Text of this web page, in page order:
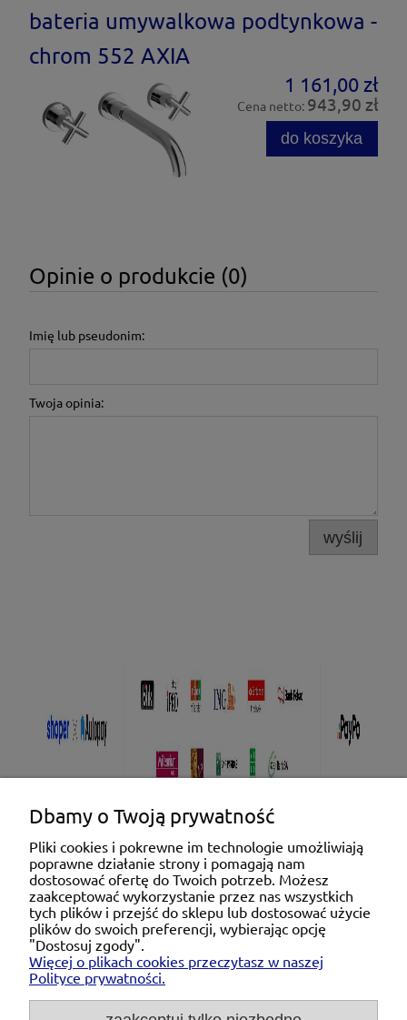
bateria umywalkowa podtynkowa -
chrom 552 AXIA
1 161,00 zł
Cena netto: 943,90 zł
do koszyka
Opinie o produkcie (0)
Imię lub pseudonim:
Twoja opinia:
wyślij
Pomoc
Moje konto
Płatności i dostawa
O nas
Dbamy o Twoją prywatność
Pliki cookies i pokrewne im technologie umożliwiają
poprawne działanie strony i pomagają nam
dostosować ofertę do Twoich potrzeb. Możesz
zaakceptować wykorzystanie przez nas wszystkich
tych plików i przejść do sklepu lub dostosować użycie
plików do swoich preferencji, wybierając opcję
"Dostosuj zgody".
Więcej o plikach cookies przeczytasz w naszej
Polityce prywatności.